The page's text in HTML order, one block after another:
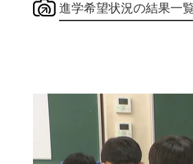
進学希望状況の結果一